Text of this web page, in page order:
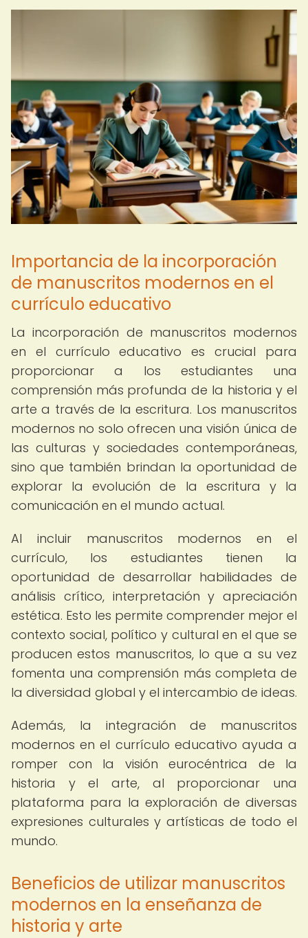
Importancia de la incorporación
de manuscritos modernos en el
currículo educativo
La incorporación de manuscritos modernos
en el currículo educativo es crucial para
proporcionar a los estudiantes una
comprensión más profunda de la historia y el
arte a través de la escritura. Los manuscritos
modernos no solo ofrecen una visión única de
las culturas y sociedades contemporáneas,
sino que también brindan la oportunidad de
explorar la evolución de la escritura y la
comunicación en el mundo actual.
Al incluir manuscritos modernos en el
currículo, los estudiantes tienen la
oportunidad de desarrollar habilidades de
análisis crítico, interpretación y apreciación
estética. Esto les permite comprender mejor el
contexto social, político y cultural en el que se
producen estos manuscritos, lo que a su vez
fomenta una comprensión más completa de
la diversidad global y el intercambio de ideas.
Además, la integración de manuscritos
modernos en el currículo educativo ayuda a
romper con la visión eurocéntrica de la
historia y el arte, al proporcionar una
plataforma para la exploración de diversas
expresiones culturales y artísticas de todo el
mundo.
Beneficios de utilizar manuscritos
modernos en la enseñanza de
historia y arte